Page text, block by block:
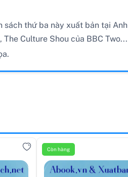
thứ ba này xuất bản tại
Culture Shou của BBC Two...
Còn hàng